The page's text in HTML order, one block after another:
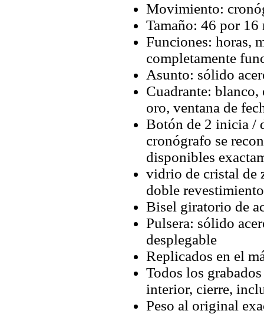
Movimiento:
Tamaño: 46 por 16
Funciones: horas,
completamente
Asunto: sólido
Cuadrante: blanco,
oro, ventana de
Botón de 2 inicia /
cronógrafo se
disponibles
vidrio de cristal de
doble
Bisel giratorio de
Pulsera: sólido
desplegable
Replicados en el
Todos los
interior, cierre,
Peso al original